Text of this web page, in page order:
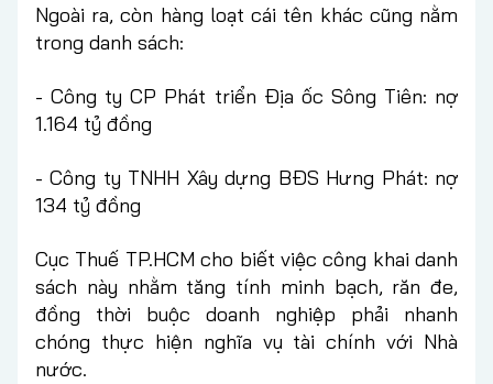
Ngoài ra, còn hàng loạt cái tên khác cũng nằm
trong danh sách:
- Công ty CP Phát triển Địa ốc Sông Tiên: nợ
1.164 tỷ đồng
- Công ty TNHH Xây dựng BĐS Hưng Phát: nợ
134 tỷ đồng
Cục Thuế TP.HCM cho biết việc công khai danh
sách này nhằm tăng tính minh bạch, răn đe,
đồng thời buộc doanh nghiệp phải nhanh
chóng thực hiện nghĩa vụ tài chính với Nhà
nước.